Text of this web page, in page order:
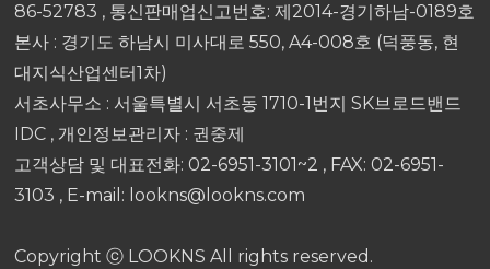
86-52783 , 통신판매업신고번호: 제2014-경기하남-0189호
본사 : 경기도 하남시 미사대로 550, A4-008호 (덕풍동, 현
대지식산업센터1차)
서초사무소 : 서울특별시 서초동 1710-1번지 SK브로드밴드
IDC , 개인정보관리자 : 권중제
고객상담 및 대표전화: 02-6951-3101~2 , FAX: 02-6951-
3103 , E-mail: lookns@lookns.com
Copyright ⓒ LOOKNS All rights reserved.